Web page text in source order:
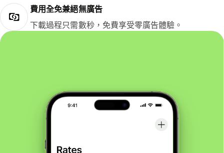
費用全免兼絕無廣告
下載過程只需數秒，免費享受零廣告體驗。